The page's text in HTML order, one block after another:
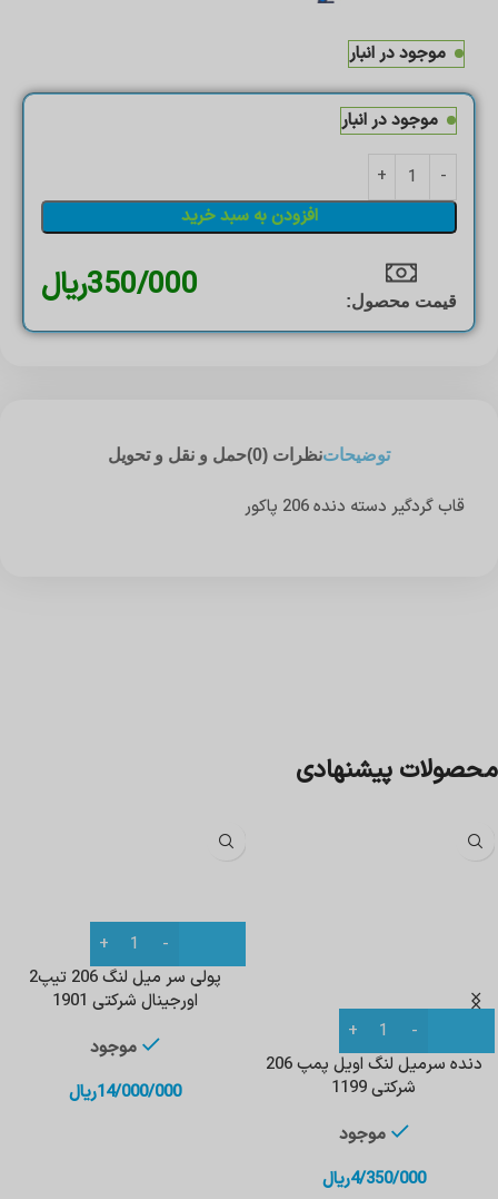
موجود در انبار
موجود در انبار
افزودن به سبد خرید
قیمت محصول:​ 350/000ریال
توضیحاتنظرات (0) حمل و نقل و تحویل
قاب گردگیر دسته دنده 206 پاکور
محصولات پیشنهادی
دنده سرمیل لنگ اویل پمپ 206
شرکتی 1199
موجود
4/350/000ریال
پولی سر میل لنگ 206 تیپ2
اورجینال شرکتی 1901
موجود
14/000/000ریال